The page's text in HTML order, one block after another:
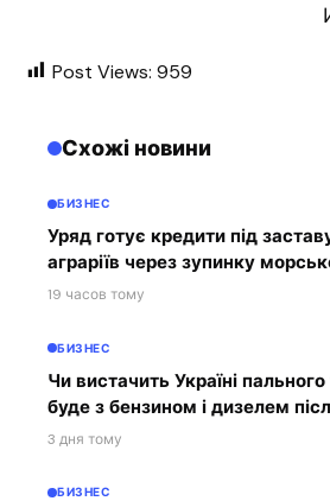
Post Views: 959
Схожі новини
БИЗНЕС
Уряд готує кредити під
аграріїв через зупинку
19 часов тому
БИЗНЕС
Чи вистачить Україні
буде з бензином і дизелем
3 дня тому
БИЗНЕС